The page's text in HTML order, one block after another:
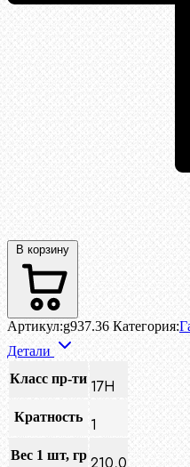
В корзину
Артикул:g937.36 Категория:
Детали
Класс пр-ти 17Н
Кратность 1
Вес 1 шт, гр